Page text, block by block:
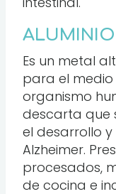
ALUMINIO
Es un metal
para el
organismo
descarta que
el desarrollo
Alzheimer.
procesados,
de cocina e